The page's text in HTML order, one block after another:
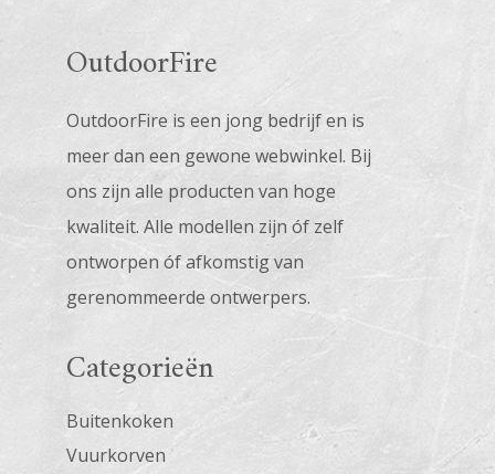
OutdoorFire
OutdoorFire is een jong bedrijf en is
meer dan een gewone webwinkel. Bij
ons zijn alle producten van hoge
kwaliteit. Alle modellen zijn óf zelf
ontworpen óf afkomstig van
gerenommeerde ontwerpers.
Categorieën
Buitenkoken
Vuurkorven